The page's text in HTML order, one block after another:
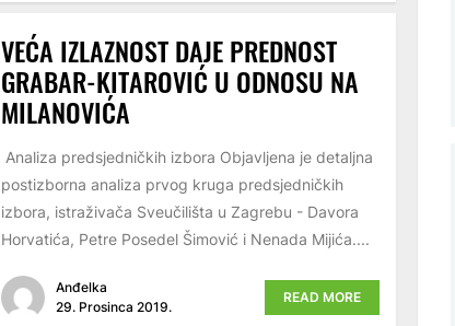
VEĆA IZLAZNOST DAJE PREDNOST
GRABAR-KITAROVIĆ U ODNOSU NA
MILANOVIĆA
Analiza predsjedničkih izbora Objavljena je detaljna
postizborna analiza prvog kruga predsjedničkih
izbora, istraživača Sveučilišta u Zagrebu - Davora
Horvatića, Petre Posedel Šimović i Nenada Mijića....
Anđelka
29. Prosinca 2019.
READ MORE